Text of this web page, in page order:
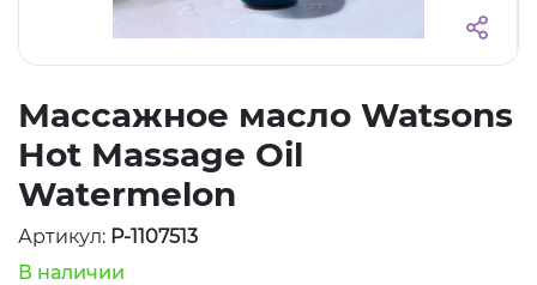
Массажное масло Watsons
Hot Massage Oil
Watermelon
Артикул: P-1107513
В наличии